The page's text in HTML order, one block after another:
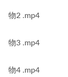
物2 .mp4
物3 .mp4
物4 .mp4